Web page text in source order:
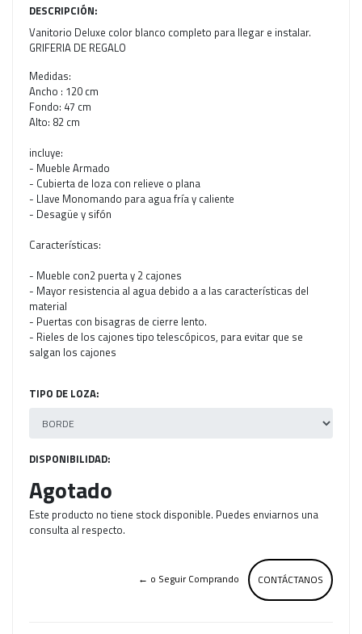
DESCRIPCIÓN:
Vanitorio Deluxe color blanco completo para llegar e instalar.
GRIFERIA DE REGALO
Medidas:
Ancho : 120 cm
Fondo: 47 cm
Alto: 82 cm
incluye:
- Mueble Armado
- Cubierta de loza con relieve o plana
- Llave Monomando para agua fría y caliente
- Desagüe y sifón
Características:
- Mueble con2 puerta y 2 cajones
- Mayor resistencia al agua debido a a las características del
material
- Puertas con bisagras de cierre lento.
- Rieles de los cajones tipo telescópicos, para evitar que se
salgan los cajones
TIPO DE LOZA:
DISPONIBILIDAD:
Agotado
Este producto no tiene stock disponible. Puedes enviarnos una
consulta al respecto.
CONTÁCTANOS
← o Seguir Comprando